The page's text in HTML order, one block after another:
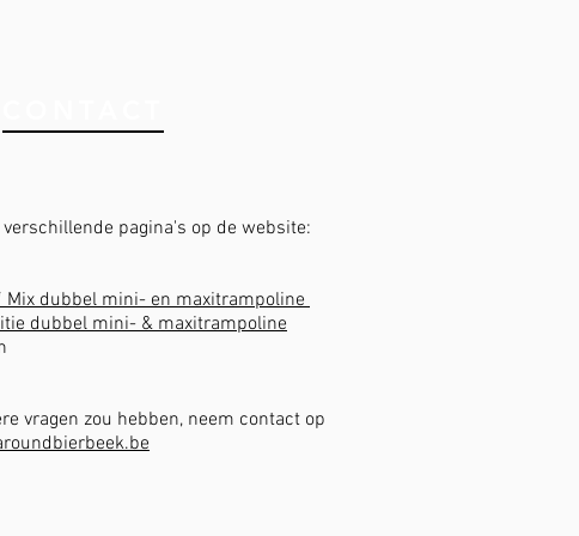
pagina's op de website:
Mix dubbel mini- en maxitrampoline
dubbel mini- & maxitrampoline
vragen zou hebben, neem contact op